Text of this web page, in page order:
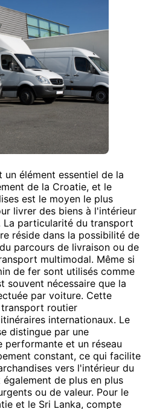
élément essentiel de la
de la Croatie, et le
est le moyen le plus
livrer des biens à l'intérieur
La particularité du transport
réside dans la possibilité de
du parcours de livraison ou de
multimodal. Même si
de fer sont utilisés comme
souvent nécessaire que la
par voiture. Cette
routier
internationaux. Le
distingue par une
et un réseau
constant, ce qui facilite
vers l'intérieur du
de plus en plus
ou de valeur. Pour le
et le Sri Lanka, compte